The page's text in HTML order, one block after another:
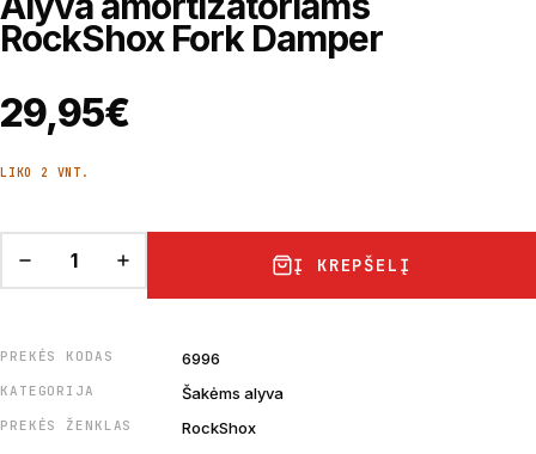
RockShox Fork Damper
29,95€
LIKO 2 VNT.
Į KREPŠELĮ
PREKĖS KODAS 6996
KATEGORIJA Šakėms alyva
PREKĖS ŽENKLAS RockShox